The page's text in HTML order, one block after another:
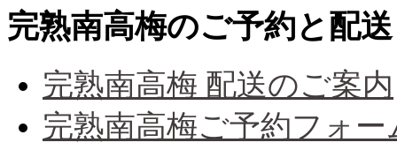
完熟南高梅のご予約と配送
完熟南高梅 配送のご案内
完熟南高梅ご予約フォー